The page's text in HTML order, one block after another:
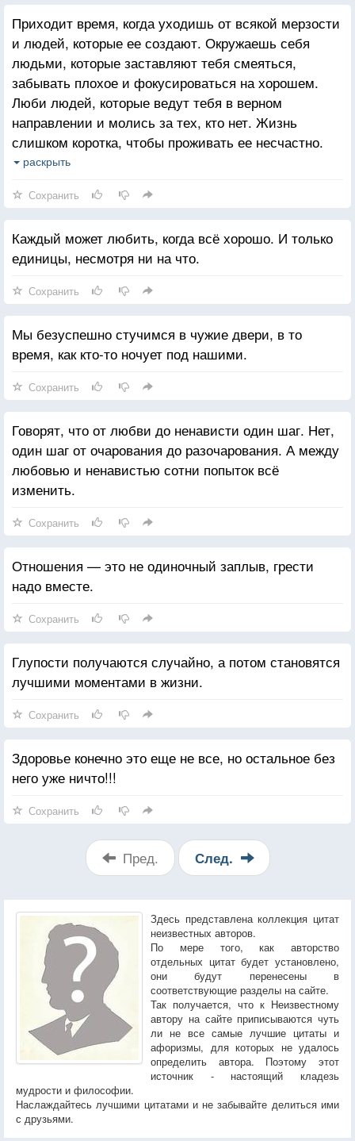
Приходит время, когда уходишь от всякой мерзости
и людей, которые ее создают. Окружаешь себя
людьми, которые заставляют тебя смеяться,
забывать плохое и фокусироваться на хорошем.
Люби людей, которые ведут тебя в верном
направлении и молись за тех, кто нет. Жизнь
слишком коротка, чтобы проживать ее несчастно.
Падение - это часть жизни, но восстание - сама
раскрыть
Сохранить
Каждый может любить, когда всё хорошо. И только
единицы, несмотря ни на что.
Сохранить
Мы безуспешно стучимся в чужие двери, в то
время, как кто-то ночует под нашими.
Сохранить
Говорят, что от любви до ненависти один шаг. Нет,
один шаг от очарования до разочарования. А между
любовью и ненавистью сотни попыток всё
изменить.
Сохранить
Отношения — это не одиночный заплыв, грести
надо вместе.
Сохранить
Глупости получаются случайно, а потом становятся
лучшими моментами в жизни.
Сохранить
Здоровье конечно это еще не все, но остальное без
него уже ничто!!!
Сохранить
Пред. След.
Здесь представлена коллекция цитат
неизвестных авторов.
По мере того, как авторство
отдельных цитат будет установлено,
они будут перенесены в
соответствующие разделы на сайте.
Так получается, что к Неизвестному
автору на сайте приписываются чуть
ли не все самые лучшие цитаты и
афоризмы, для которых не удалось
определить автора. Поэтому этот
источник - настоящий кладезь
мудрости и философии.
Наслаждайтесь лучшими цитатами и не забывайте делиться ими
с друзьями.